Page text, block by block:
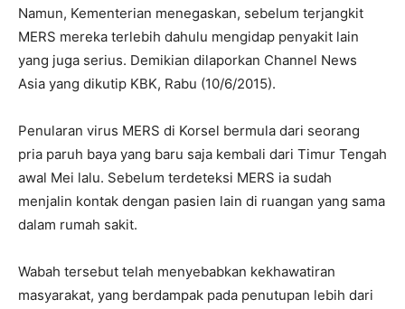
Namun, Kementerian menegaskan, sebelum terjangkit
MERS mereka terlebih dahulu mengidap penyakit lain
yang juga serius. Demikian dilaporkan Channel News
Asia yang dikutip KBK, Rabu (10/6/2015).
Penularan virus MERS di Korsel bermula dari seorang
pria paruh baya yang baru saja kembali dari Timur Tengah
awal Mei lalu. Sebelum terdeteksi MERS ia sudah
menjalin kontak dengan pasien lain di ruangan yang sama
dalam rumah sakit.
Wabah tersebut telah menyebabkan kekhawatiran
masyarakat, yang berdampak pada penutupan lebih dari